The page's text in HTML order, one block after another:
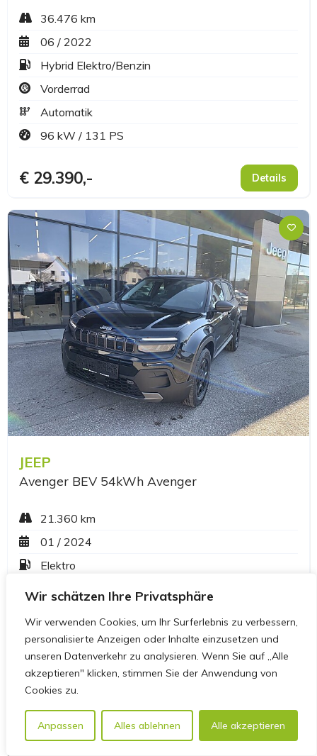
Wir schätzen Ihre Privatsphäre
Wir verwenden Cookies, um Ihr Surferlebnis zu verbessern,
personalisierte Anzeigen oder Inhalte einzusetzen und
unseren Datenverkehr zu analysieren. Wenn Sie auf „Alle
akzeptieren" klicken, stimmen Sie der Anwendung von
Cookies zu.
Anpassen Alles ablehnen Alle akzeptieren